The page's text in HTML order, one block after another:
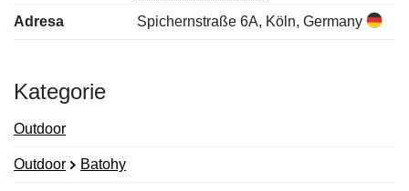
Adresa Spichernstraße 6A, Köln, Germany
Kategorie
Outdoor
Outdoor Batohy